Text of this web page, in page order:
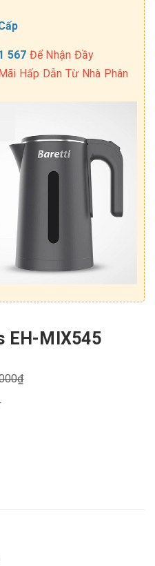
567 Để Nhận Đầy
Hấp Dẫn Từ Nhà Phân
EH-MIX545